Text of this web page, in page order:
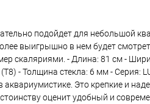
подойдет для небольшой
выигрышно в нем будет
скаляриями. - Длина: 81 см -
- Толщина стекла: 6 мм - Серия:
Это крепкие и
оценит удобный и